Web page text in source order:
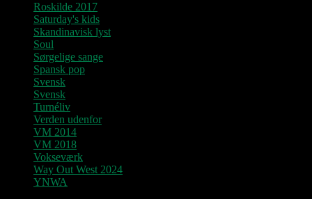
Roskilde 2017
Saturday's kids
Skandinavisk lyst
Soul
Sørgelige sange
Spansk pop
Svensk
Svensk
Turnéliv
Verden udenfor
VM 2014
VM 2018
Vokseværk
Way Out West 2024
YNWA